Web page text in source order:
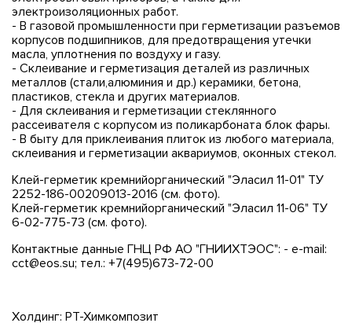
электроизоляционных работ.
- В газовой промышленности при герметизации разъемов
корпусов подшипников, для предотвращения утечки
масла, уплотнения по воздуху и газу.
- Склеивание и герметизация деталей из различных
металлов (стали,алюминия и др.) керамики, бетона,
пластиков, стекла и других материалов.
- Для склеивания и герметизации стеклянного
рассеивателя с корпусом из поликарбоната блок фары.
- В быту для приклеивания плиток из любого материала,
склеивания и герметизации аквариумов, оконных стекол.
Клей-герметик кремнийорганический "Эласил 11-01" ТУ
2252-186-00209013-2016 (см. фото).
Клей-герметик кремнийорганический "Эласил 11-06" ТУ
6-02-775-73 (см. фото).
Контактные данные ГНЦ РФ АО "ГНИИХТЭОС": - e-mail:
cct@eos.su; тел.: +7(495)673-72-00
Холдинг: РТ-Химкомпозит